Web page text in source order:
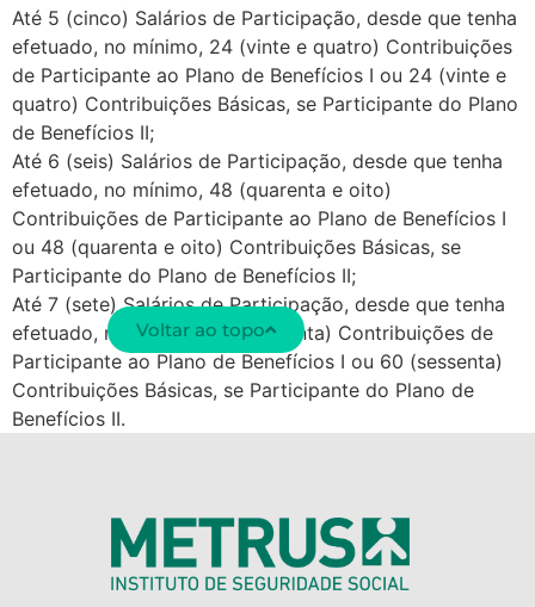
Até 5 (cinco) Salários de Participação, desde que tenha
efetuado, no mínimo, 24 (vinte e quatro) Contribuições
de Participante ao Plano de Benefícios I ou 24 (vinte e
quatro) Contribuições Básicas, se Participante do Plano
de Benefícios II;
Até 6 (seis) Salários de Participação, desde que tenha
efetuado, no mínimo, 48 (quarenta e oito)
Contribuições de Participante ao Plano de Benefícios I
ou 48 (quarenta e oito) Contribuições Básicas, se
Participante do Plano de Benefícios II;
Até 7 (sete) Salários de Participação, desde que tenha
efetuado, no mínimo, 60 (sessenta) Contribuições de
Participante ao Plano de Benefícios I ou 60 (sessenta)
Contribuições Básicas, se Participante do Plano de
Benefícios II.
Voltar ao topo